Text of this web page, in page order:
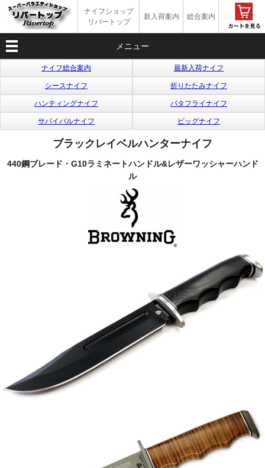
ナイフショップ
リバートップ
新入荷案内 総合案内
メニュー
ナイフ総合案内 最新入荷ナイフ
シースナイフ 折りたたみナイフ
ハンティングナイフ バタフライナイフ
サバイバルナイフ ビッグナイフ
ブラックレイベルハンターナイフ
440鋼ブレード・G10ラミネートハンドル&レザーワッシャーハンド
ル